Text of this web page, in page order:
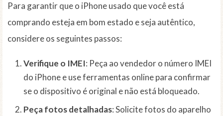
Para garantir que o iPhone usado que você está
comprando esteja em bom estado e seja autêntico,
considere os seguintes passos:
Verifique o IMEI: Peça ao vendedor o número IMEI
do iPhone e use ferramentas online para confirmar
se o dispositivo é original e não está bloqueado.
Peça fotos detalhadas: Solicite fotos do aparelho